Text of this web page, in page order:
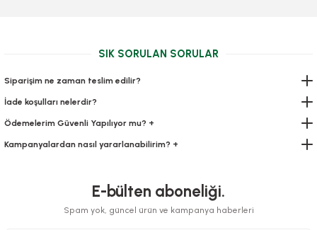
32,81 TL
SIK SORULAN SORULAR
Siparişim ne zaman teslim edilir?
İade koşulları nelerdir?
Ödemelerim Güvenli Yapılıyor mu? +
Kampanyalardan nasıl yararlanabilirim? +
E-bülten aboneliği.
Spam yok, güncel ürün ve kampanya haberleri